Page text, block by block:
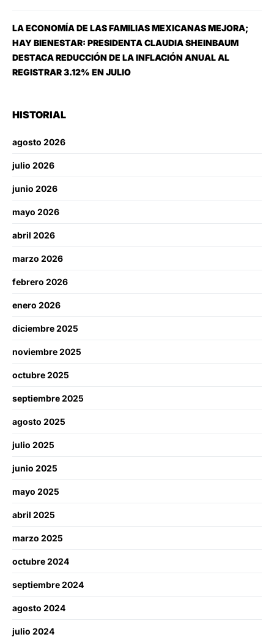
LA ECONOMÍA DE LAS FAMILIAS MEXICANAS MEJORA;
HAY BIENESTAR: PRESIDENTA CLAUDIA SHEINBAUM
DESTACA REDUCCIÓN DE LA INFLACIÓN ANUAL AL
REGISTRAR 3.12% EN JULIO
HISTORIAL
agosto 2026
julio 2026
junio 2026
mayo 2026
abril 2026
marzo 2026
febrero 2026
enero 2026
diciembre 2025
noviembre 2025
octubre 2025
septiembre 2025
agosto 2025
julio 2025
junio 2025
mayo 2025
abril 2025
marzo 2025
octubre 2024
septiembre 2024
agosto 2024
julio 2024